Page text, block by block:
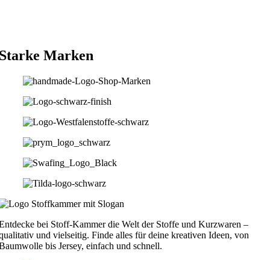
Marken
bei Stoff-Kammer die Welt der Stoffe und Kurzwaren –
und vielseitig. Finde alles für deine kreativen Ideen, von
bis Jersey, einfach und schnell.